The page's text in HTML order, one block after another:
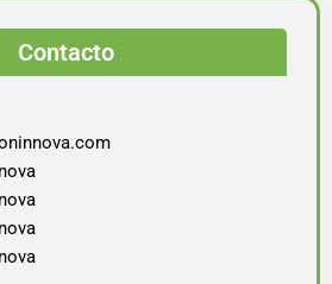
Contacto